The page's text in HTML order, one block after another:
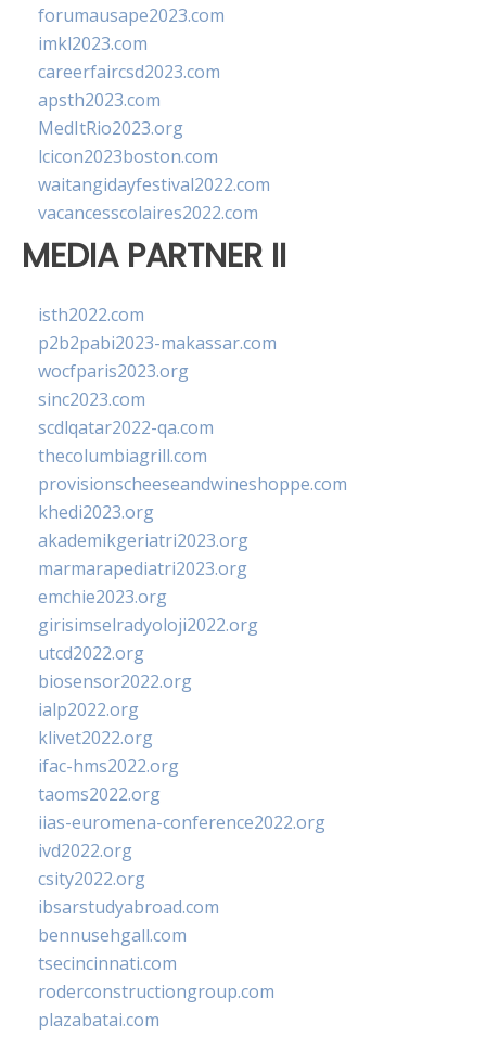
forumausape2023.com
imkl2023.com
careerfaircsd2023.com
apsth2023.com
MedItRio2023.org
lcicon2023boston.com
waitangidayfestival2022.com
vacancesscolaires2022.com
MEDIA PARTNER II
isth2022.com
p2b2pabi2023-makassar.com
wocfparis2023.org
sinc2023.com
scdlqatar2022-qa.com
thecolumbiagrill.com
provisionscheeseandwineshoppe.com
khedi2023.org
akademikgeriatri2023.org
marmarapediatri2023.org
emchie2023.org
girisimselradyoloji2022.org
utcd2022.org
biosensor2022.org
ialp2022.org
klivet2022.org
ifac-hms2022.org
taoms2022.org
iias-euromena-conference2022.org
ivd2022.org
csity2022.org
ibsarstudyabroad.com
bennusehgall.com
tsecincinnati.com
roderconstructiongroup.com
plazabatai.com